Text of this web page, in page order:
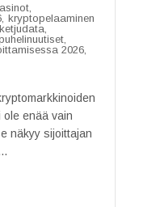
kryptopelaaminen
2026
ole enää vain
näkyy sijoittajan